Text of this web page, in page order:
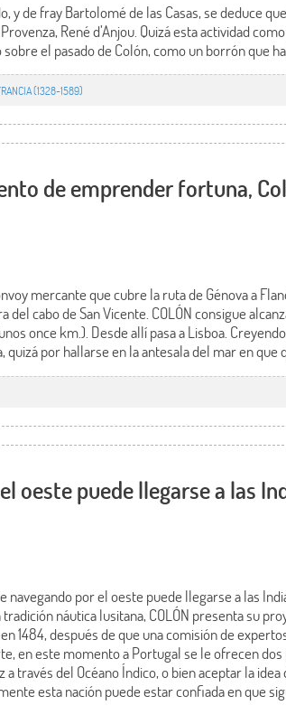
y de fray Bartolomé de las Casas, se deduce
René d’Anjou. Quizá esta actividad
el pasado de Colón, como un borrón que
(1328-1589)
de emprender fortuna,
mercante que cubre la ruta de Génova a
cabo de San Vicente. COLÓN consigue
once km.). Desde allí pasa a Lisboa.
por hallarse en la antesala del mar en que
oeste puede llegarse a las
navegando por el oeste puede llegarse a las
náutica lusitana, COLÓN presenta su
1484, después de que una comisión de
en este momento a Portugal se le ofrecen
través del Océano Índico, o bien aceptar la idea
esta nación puede estar confiada en que